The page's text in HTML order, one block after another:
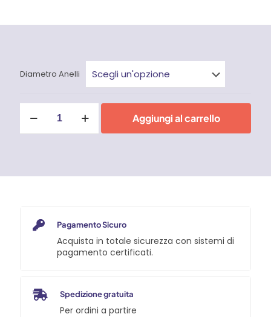
Diametro Anelli
INOX
ART
Aggiungi al carrello
Pagamento Sicuro
Acquista in totale sicurezza con sistemi di
pagamento certificati.
Spedizione gratuita
Per ordini a partire